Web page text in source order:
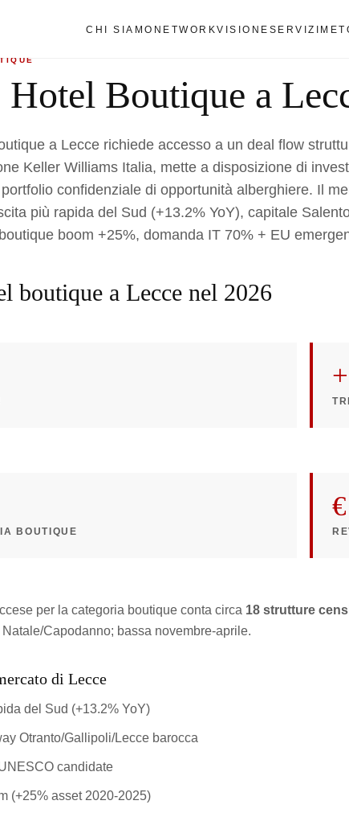
CHI SIAMO NETWORKVISIONE SERVIZI
Boutique a
a Lecce richiede accesso a un deal flow
Keller Williams Italia, mette a disposizione di
confidenziale di opportunità alberghiere. Il
più rapida del Sud (+13.2% YoY), capitale
boom +25%, domanda IT 70% + EU
boutique a Lecce nel 2026
BOUTIQUE
per la categoria boutique conta circa 18 strutture
Capodanno; bassa novembre-aprile.
di Lecce
del Sud (+13.2% YoY)
Otranto/Gallipoli/Lecce barocca
candidate
(+25% asset 2020-2025)